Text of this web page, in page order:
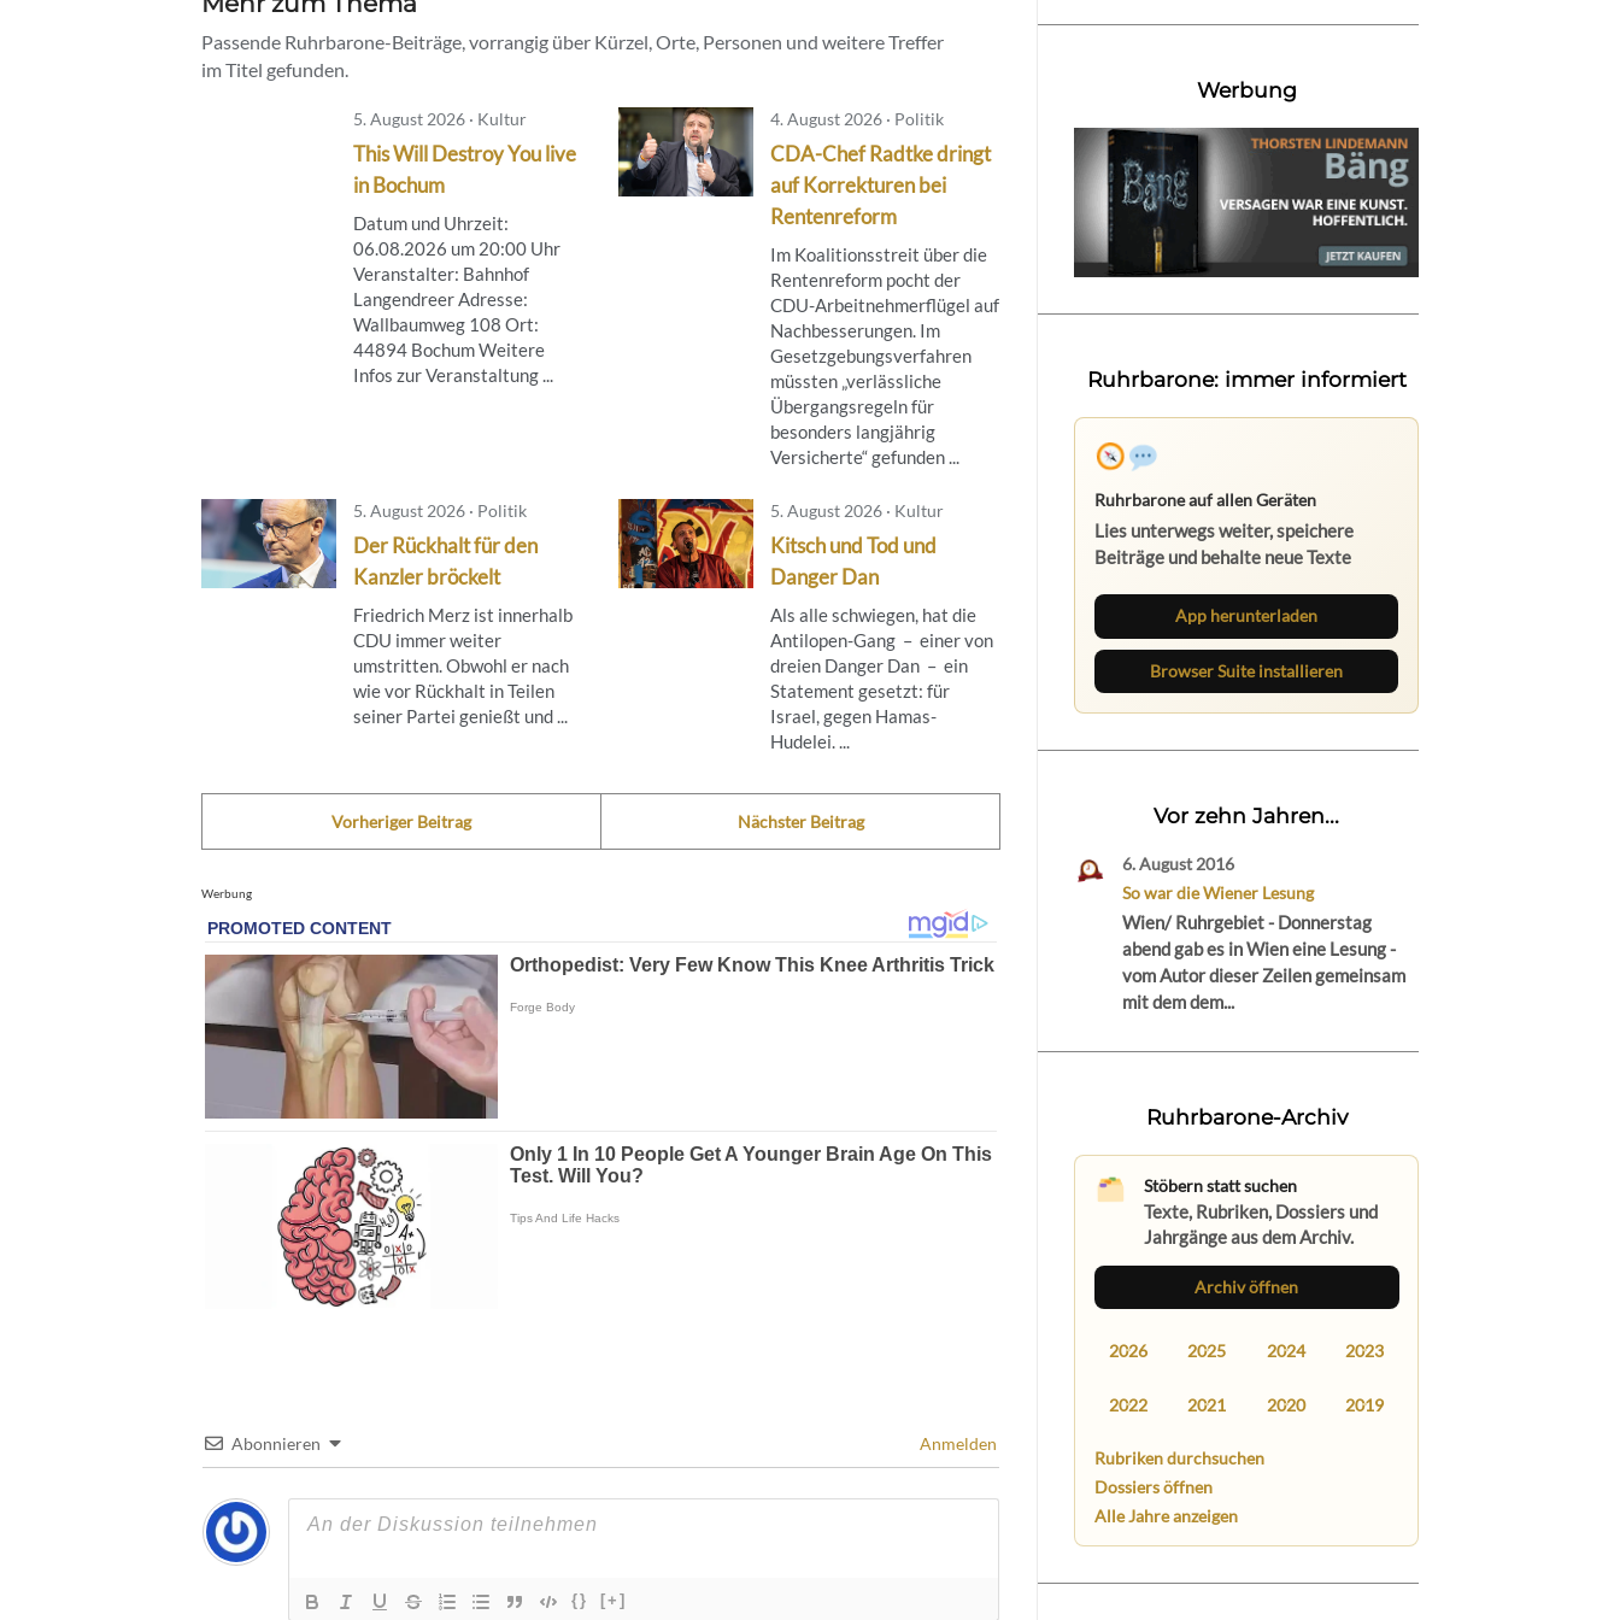
Passende Ruhrbarone-Beiträge, vorrangig über Kürzel, Orte, Personen und weitere Treffer
im Titel gefunden.
5. August 2026 · Kultur
This Will Destroy You live
in Bochum
Datum und Uhrzeit:
06.08.2026 um 20:00 Uhr
Veranstalter: Bahnhof
Langendreer Adresse:
Wallbaumweg 108 Ort:
44894 Bochum Weitere
Infos zur Veranstaltung ...
4. August 2026 · Politik
CDA-Chef Radtke dringt
auf Korrekturen bei
Rentenreform
Im Koalitionsstreit über die
Rentenreform pocht der
CDU-Arbeitnehmerflügel auf
Nachbesserungen. Im
Gesetzgebungsverfahren
müssten „verlässliche
Übergangsregeln für
besonders langjährig
Versicherte“ gefunden ...
5. August 2026 · Politik
Der Rückhalt für den
Kanzler bröckelt
Friedrich Merz ist innerhalb
CDU immer weiter
umstritten. Obwohl er nach
wie vor Rückhalt in Teilen
seiner Partei genießt und ...
5. August 2026 · Kultur
Kitsch und Tod und
Danger Dan
Als alle schwiegen, hat die
Antilopen-Gang – einer von
dreien Danger Dan – ein
Statement gesetzt: für
Israel, gegen Hamas-
Hudelei. ...
Vorheriger Beitrag Nächster Beitrag
Werbung
Abonnieren Anmelden
{} [+]
Werbung
Ruhrbarone: immer informiert
Ruhrbarone auf allen Geräten
Lies unterwegs weiter, speichere
Beiträge und behalte neue Texte
App herunterladen
Browser Suite installieren
Vor zehn Jahren...
6. August 2016
So war die Wiener Lesung
Wien/ Ruhrgebiet - Donnerstag
abend gab es in Wien eine Lesung -
vom Autor dieser Zeilen gemeinsam
mit dem dem...
Ruhrbarone-Archiv
Stöbern statt suchen
Texte, Rubriken, Dossiers und
Jahrgänge aus dem Archiv.
Archiv öffnen
2026 2025 2024 2023
2022 2021 2020 2019
Rubriken durchsuchen
Dossiers öffnen
Alle Jahre anzeigen